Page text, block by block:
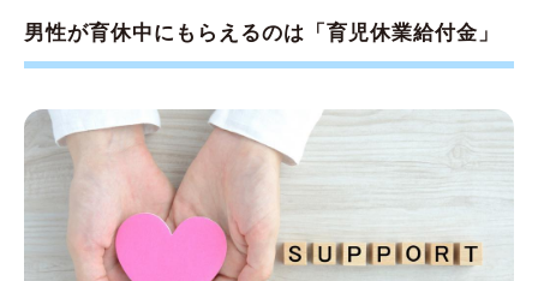
男性が育休中にもらえるのは「育児休業給付金」